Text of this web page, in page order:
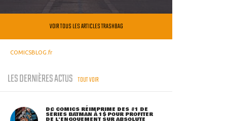
VOIR TOUS LES ARTICLES TRASHBAG
COMICSBLOG.fr
LES DERNIÈRES ACTUS TOUT VOIR
DC COMICS RÉIMPRIME DES #1 DE
SÉRIES BATMAN À 1$ POUR PROFITER
DE L'ENGOUEMENT SUR ABSOLUTE